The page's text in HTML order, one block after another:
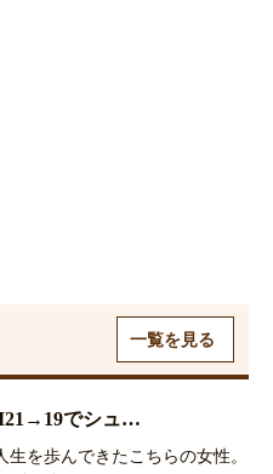
一覧を見る
でシュ…
を歩んできたこちらの女性。